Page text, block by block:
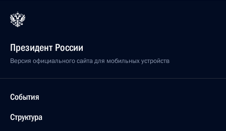
Президент России
Версия официального сайта для мобильных устройств
События
Структура